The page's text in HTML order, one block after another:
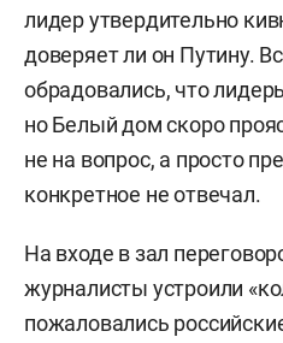
лидер утвердительно
доверяет ли он Путину.
обрадовались, что
но Белый дом скоро
не на вопрос, а просто
конкретное не отвечал.
На входе в зал
журналисты устроили
пожаловались